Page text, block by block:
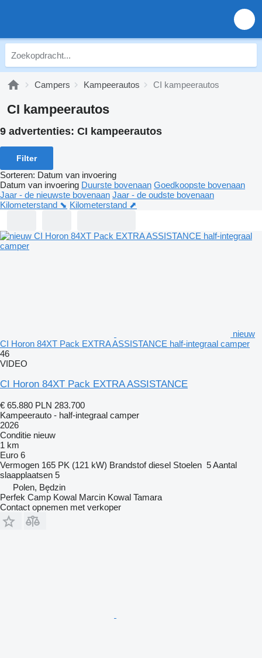
Campers Kampeerautos CI kampeerautos
CI kampeerautos
9 advertenties: CI kampeerautos
Filter
Sorteren: Datum van invoering
Datum van invoering Duurste bovenaan Goedkoopste bovenaan
Jaar - de nieuwste bovenaan Jaar - de oudste bovenaan
Kilometerstand ⬊ Kilometerstand ⬈
nieuw
CI Horon 84XT Pack EXTRA ASSISTANCE half-integraal camper
46
VIDEO
CI Horon 84XT Pack EXTRA ASSISTANCE
€ 65.880 PLN 283.700
Kampeerauto - half-integraal camper
2026
Conditie nieuw
1 km
Euro 6
Vermogen 165 PK (121 kW) Brandstof diesel Stoelen 5Aantal
slaapplaatsen 5
Polen, Będzin
Perfek Camp Kowal Marcin Kowal Tamara
Contact opnemen met verkoper